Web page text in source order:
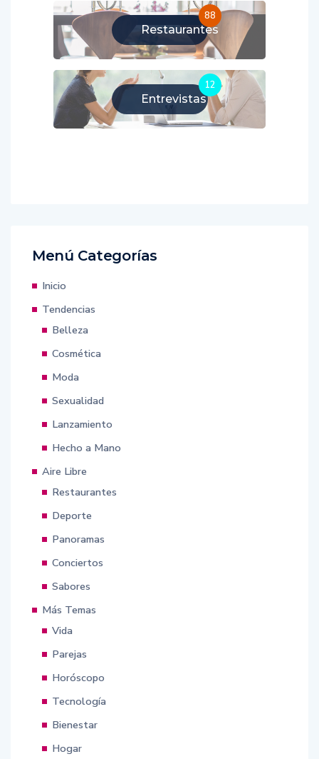
Restaurantes
88
Entrevistas
12
Menú Categorías
Inicio
Tendencias
Belleza
Cosmética
Moda
Sexualidad
Lanzamiento
Hecho a Mano
Aire Libre
Restaurantes
Deporte
Panoramas
Conciertos
Sabores
Más Temas
Vida
Parejas
Horóscopo
Tecnología
Bienestar
Hogar